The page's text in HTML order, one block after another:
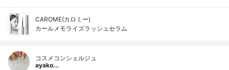
CAROME(カロミー)
カールメモライズラッシュセラム
コスメコンシェルジュ
ayako...